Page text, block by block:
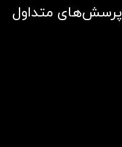
پرسش‌های متداول